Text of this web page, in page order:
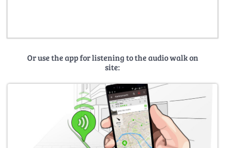
Or use the app for listening to the audio walk on
site: